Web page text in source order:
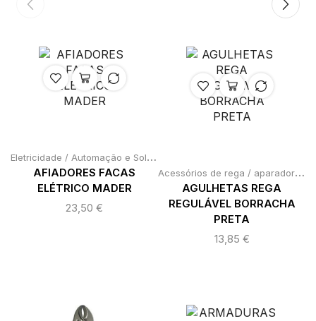
E
letricidade / Automação e Soldadura
AFIADORES FACAS
ELÉTRICO MADER
23,50 €
A
cessórios de rega / aparadores / aspiradores/sopradores
AGULHETAS REGA
REGULÁVEL BORRACHA
PRETA
13,85 €